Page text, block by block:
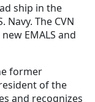
és
a
területére.
értékeli
izgalmat,
a
jönnek
ship in the
The CVN
EMALS and
former
of the
and recognizes